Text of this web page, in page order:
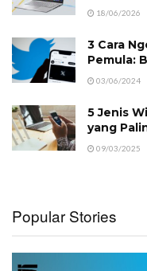
18/06/2026
3 Cara
Pemula:
03/06/2024
5 Jenis
yang
09/03/2025
Popular Stories